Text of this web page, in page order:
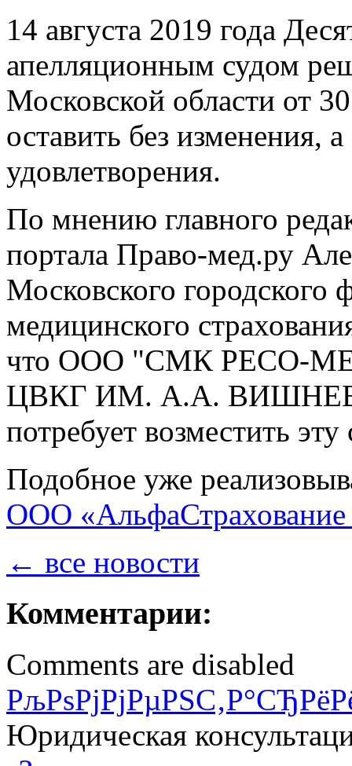
14 августа 2019 года
апелляционным судом
Московской области от
оставить без изменения,
удовлетворения.
По мнению главного
портала Право-мед.ру
Московского городского
медицинского
что ООО "СМК РЕСО-
ЦВКГ ИМ. А.А.
потребует возместить
Подобное уже
ООО
← все новости
Комментарии:
Comments are disabled
Юридическая